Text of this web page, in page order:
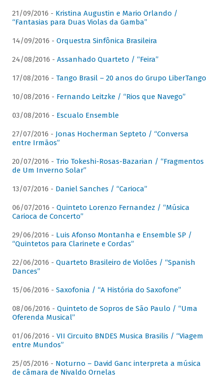
21/09/2016 - Kristina Augustin e Mario Orlando /
“Fantasias para Duas Violas da Gamba”
14/09/2016 - Orquestra Sinfônica Brasileira
24/08/2016 - Assanhado Quarteto / “Feira”
17/08/2016 - Tango Brasil – 20 anos do Grupo LiberTango
10/08/2016 - Fernando Leitzke / “Rios que Navego”
03/08/2016 - Escualo Ensemble
27/07/2016 - Jonas Hocherman Septeto / “Conversa
entre Irmãos”
20/07/2016 - Trio Tokeshi-Rosas-Bazarian / “Fragmentos
de Um Inverno Solar”
13/07/2016 - Daniel Sanches / “Carioca”
06/07/2016 - Quinteto Lorenzo Fernandez / “Música
Carioca de Concerto”
29/06/2016 - Luis Afonso Montanha e Ensemble SP /
“Quintetos para Clarinete e Cordas”
22/06/2016 - Quarteto Brasileiro de Violões / “Spanish
Dances”
15/06/2016 - Saxofonia / “A História do Saxofone”
08/06/2016 - Quinteto de Sopros de São Paulo / “Uma
Oferenda Musical”
01/06/2016 - VII Circuito BNDES Musica Brasilis / “Viagem
entre Mundos”
25/05/2016 - Noturno – David Ganc interpreta a música
de câmara de Nivaldo Ornelas